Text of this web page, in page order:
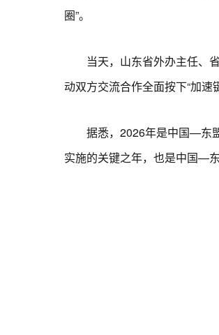
圈”。
当天，山东省外办主任、省
动双方交流合作全面按下“加速
据悉，2026年是中国—东盟
实施的关键之年，也是中国—